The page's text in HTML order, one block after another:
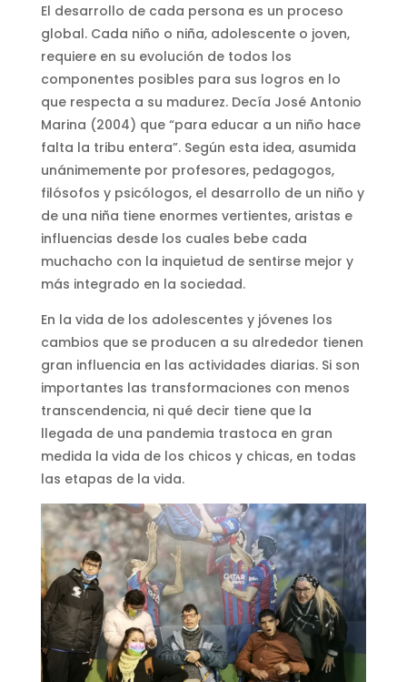
El desarrollo de cada persona es un proceso
global. Cada niño o niña, adolescente o joven,
requiere en su evolución de todos los
componentes posibles para sus logros en lo
que respecta a su madurez. Decía José Antonio
Marina (2004) que “para educar a un niño hace
falta la tribu entera”. Según esta idea, asumida
unánimemente por profesores, pedagogos,
filósofos y psicólogos, el desarrollo de un niño y
de una niña tiene enormes vertientes, aristas e
influencias desde los cuales bebe cada
muchacho con la inquietud de sentirse mejor y
más integrado en la sociedad.
En la vida de los adolescentes y jóvenes los
cambios que se producen a su alrededor tienen
gran influencia en las actividades diarias. Si son
importantes las transformaciones con menos
transcendencia, ni qué decir tiene que la
llegada de una pandemia trastoca en gran
medida la vida de los chicos y chicas, en todas
las etapas de la vida.